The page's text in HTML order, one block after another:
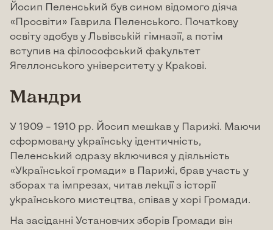
Йосип Пеленський був сином відомого діяча
«Просвіти» Гаврила Пеленського. Початкову
освіту здобув у Львівській гімназії, а потім
вступив на філософський факультет
Ягеллонського університету у Кракові.
Мандри
У 1909 – 1910 рр. Йосип мешкав у Парижі. Маючи
сформовану українську ідентичність,
Пеленський одразу включився у діяльність
«Української громади» в Парижі, брав участь у
зборах та імпрезах, читав лекції з історії
українського мистецтва, співав у хорі Громади.
На засіданні Установчих зборів Громади він